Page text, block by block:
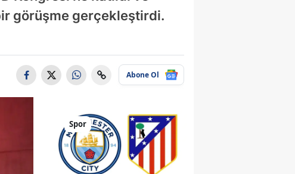
görüşme gerçekleştirdi.
Abone Ol
Spor